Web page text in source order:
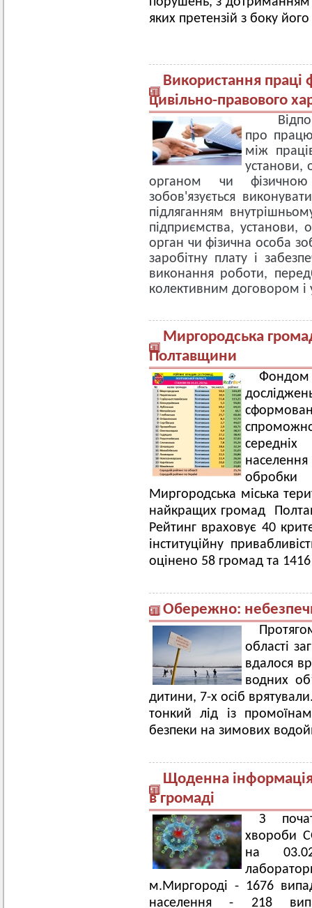
яких претензій з боку його
Використання праці
цивільно-правового
про працю
між
установи,
органом чи
зобов'язується
підляганням
підприємства, установи,
орган чи фізична особа
заробітну плату і
виконання роботи,
колективним договором і
Миргородська
Полтавщини
Фондом
обробки
Миргородська міська
найкращих громад
Рейтинг враховує 40
інституційну
оцінено 58 громад та
Обережно:
області
вдалося
водних
дитини, 7-х осіб
тонкий лід із
безпеки на зимових
Щоденна інформація
в громаді
З
хвороби
на
м.Миргороді - 1676
населення - 218